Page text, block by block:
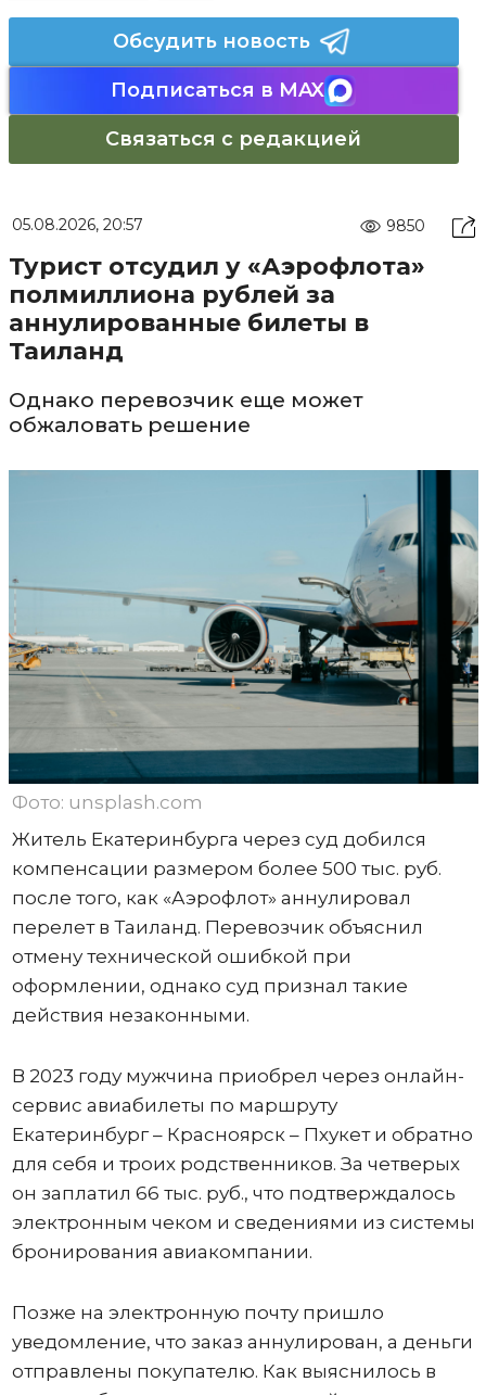
Обсудить новость
Подписаться в MAX
Связаться с редакцией
05.08.2026, 20:57 9850
Турист отсудил у «Аэрофлота»
полмиллиона рублей за
аннулированные билеты в
Таиланд
Однако перевозчик еще может
обжаловать решение
Фото: unsplash.com
Житель Екатеринбурга через суд добился
компенсации размером более 500 тыс. руб.
после того, как «Аэрофлот» аннулировал
перелет в Таиланд. Перевозчик объяснил
отмену технической ошибкой при
оформлении, однако суд признал такие
действия незаконными.
В 2023 году мужчина приобрел через онлайн-
сервис авиабилеты по маршруту
Екатеринбург – Красноярск – Пхукет и обратно
для себя и троих родственников. За четверых
он заплатил 66 тыс. руб., что подтверждалось
электронным чеком и сведениями из системы
бронирования авиакомпании.
Позже на электронную почту пришло
уведомление, что заказ аннулирован, а деньги
отправлены покупателю. Как выяснилось в